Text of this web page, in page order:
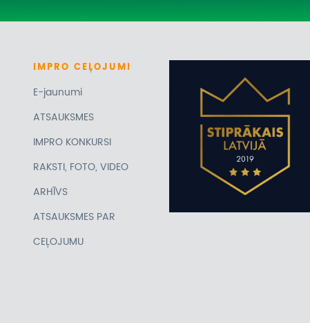
IMPROCEĻOJUMI
E-jaunumi
ATSAUKSMES
IMPRO KONKURSI
RAKSTI, FOTO, VIDEO
ARHĪVS
ATSAUKSMES PAR
CEĻOJUMU